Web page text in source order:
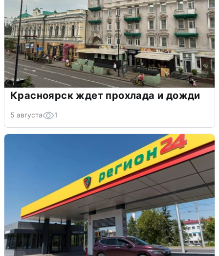
Красноярск ждет прохлада и дожди
5 августа 1